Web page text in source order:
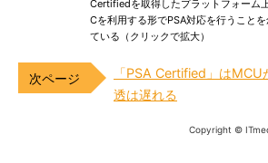
Certifiedを取得したプラットフォーム
Cを利用する形でPSA対応を行うこと
ている（クリックで拡大）
「PSA Certified」は
透は遅れる
Copyright ©